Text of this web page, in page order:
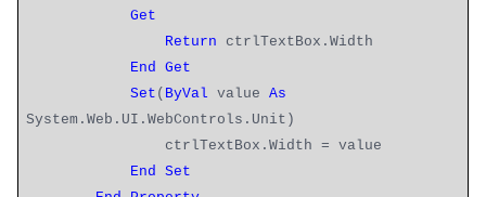
Get
Return ctrlTextBox.Width
End
Get
Set ( ByVal valueAs
System.Web.UI.WebControls.Unit)
ctrlTextBox.Width = value
End
Set